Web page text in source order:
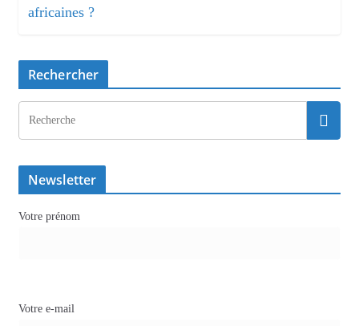
Rechercher
Newsletter
Votre prénom
Votre e-mail